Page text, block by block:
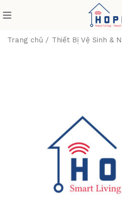
Trang chủ Thiết Bị Vệ Sinh &